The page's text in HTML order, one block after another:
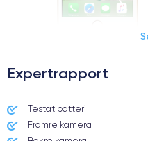
Date de sortie
07/09/2016
Expertrapport
Testat batteri
Främre kamera